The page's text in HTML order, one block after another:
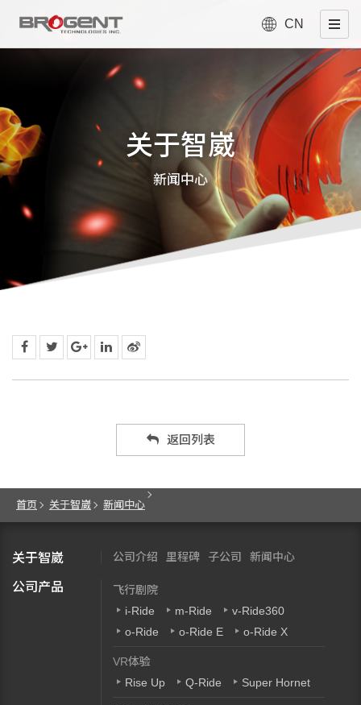
CN
关于智崴
新闻中心
返回列表
首页 关于智崴 新闻中心
关于智崴 公司介绍 里程碑 子公司 新闻中心
公司产品
飞行剧院
i-Ride
m-Ride
v-Ride360
o-Ride
o-Ride E o-Ride X
VR体验
Rise Up
Q-Ride Super Hornet